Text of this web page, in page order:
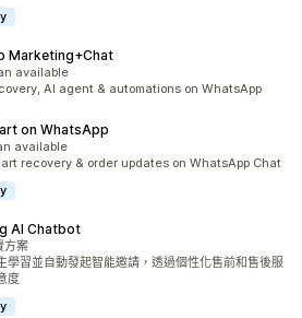
Marketing+Chat
available
AI agent & automations on WhatsApp
on WhatsApp
available
recovery & order updates on WhatsApp Chat
AI Chatbot
方案
學習並自動發起智能邀請，透過個性化售前和售後服
度